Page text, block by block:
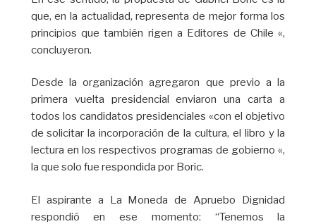
que, en la actualidad, representa de mejor forma los
principios que también rigen a Editores de Chile «,
concluyeron.
Desde la organización agregaron que previo a la
primera vuelta presidencial enviaron una carta a
todos los candidatos presidenciales «con el objetivo
de solicitar la incorporación de la cultura, el libro y la
lectura en los respectivos programas de gobierno «,
la que solo fue respondida por Boric.
El aspirante a La Moneda de Apruebo Dignidad
respondió en ese momento: “Tenemos la